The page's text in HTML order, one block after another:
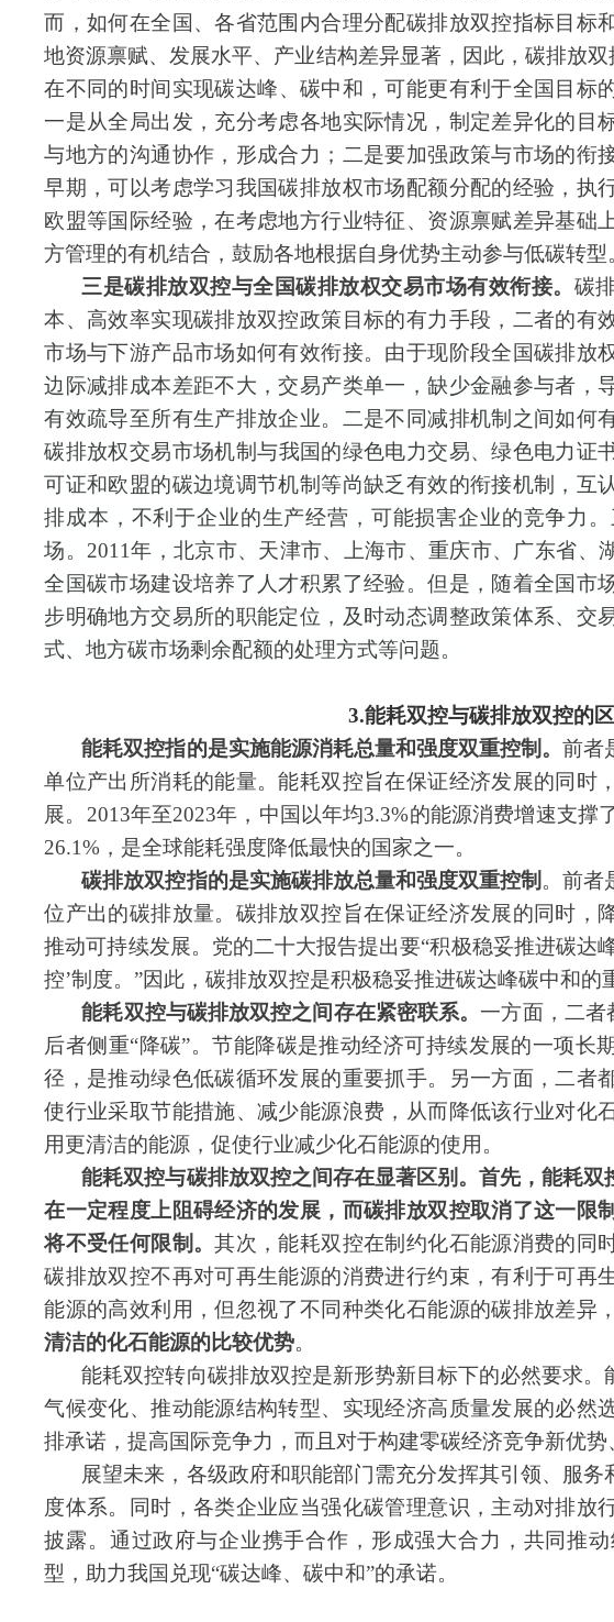
而，如何在全国、各省范围内合理分配碳排放双控指标目标
地资源禀赋、发展水平、产业结构差异显著，因此，碳排放
在不同的时间 实现碳达峰、碳中和，可能更有利于全国目标
一是从全局出发，充分考虑各地实际情况，制定差异化的目
与地方的沟通协作，形成合力；二是要加强政策与市场的衔
早期，可以考虑学习我国碳排放权市场配额分配的经验，执
欧盟等国际经验，在考虑地方行业特征、资源禀赋差异基础
方管理的有机结合，鼓励各地根据自身优势主动参与低碳转型
三是碳排放双控与全国碳排放权交易市场有效衔接。 碳
本、高效率实现碳排放双控政策目标的有力手段，二者的有
市场与下游产品市场如何有效衔接。由于现阶段全国碳排放
边际减排成本差距不大，交易产类单一，缺少金融参与者，
有效疏导至所有生产排放企业。二是不同减排机制 之间如何
碳排放权交易市场机制与我国的绿色电力交易、绿色电力证书
可证和欧盟的碳边境调节机制等尚缺乏有效的衔接机制，互
排成本，不利于企业的生产经营，可能损害企业的竞争力
场。2011年，北京市、天津市、上海市、重庆市、广东省、
全国碳市场建设培养了人才积累了经验。但是，随着全国市
步明确地方交易所的职能定位，及时动态调整政策体系、交
式、地方碳市场剩余配额的处理方式等问题。
3.能耗双控与碳排放双控的
能耗双控指的是实施能源消耗总量和强度双重控制。前者
单位产出所消耗的能量。能耗双控旨在保证经济发展的同时
展。2013年至2023年，中国以年均3.3%的能源消费增速支
26.1%，是全球能耗强度降低最快的国家之一。
碳排放双控指的是实施碳排放总量和强度双重控制 。前者
位产出的碳排放量。碳排放双控旨在保证经济发展的同时，
推动可持续发展。党的二十大报告提出要“积极稳妥推进碳
控’制度。”因此，碳排放双控是积极稳妥推进碳达峰碳中和的
能耗双控与碳排放双控之间存在紧密联系。一方面，二者
后者侧重“降碳”。节能降碳是推动经济可持续发展的一项长
径，是推动绿色低碳循环发展的重要抓手。另一方面，二者
使行业采取节能措施、减少能源浪费，从而降低该行业对化
用更清洁的能源，促使行业减少化石能源的使用。
能耗双控与碳排放双控之间存在显著区别。首先，能耗
在一定程度上阻碍经济的发展，而碳排放双控取消了这一限
将不受任何限制。其次，能耗双控在制约化石能源消费的同
碳排放双控不再对可再生能源的消费进行约束，有利于可再
能源的高效利用，但忽视了不同种类化石能源的碳排放差异
清洁的化石能源的比较优势。
能耗双控转向碳排放双控是新形势新目标下的必然要求。
气候变化、推动能源结构转型、实现经济高质量发展的必然
排承诺，提高国际竞争力，而且对于构建零碳经济竞争新优势
展望未来，各级政府和职能部门需充分发挥其引领、服
度体系。同时，各类企业应当强化碳管理意识，主动对排放
披露。通过政府与企业携手合作，形成强大合力，共同推
型，助力我国兑现“碳达峰、碳中和”的承诺。